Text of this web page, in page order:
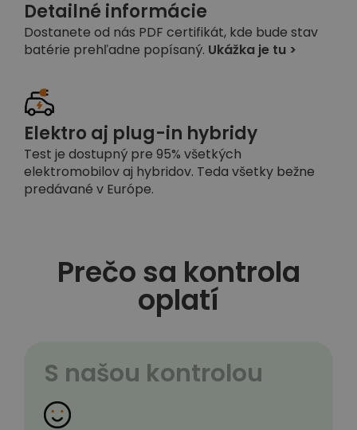
Detailné informácie
Dostanete od nás PDF certifikát, kde bude stav
batérie prehľadne popísaný. Ukážka je tu >
Elektro aj plug-in hybridy
Test je dostupný pre 95% všetkých
elektromobilov aj hybridov. Teda všetky bežne
predávané v Európe.
Prečo sa kontrola
oplatí
S našou kontrolou